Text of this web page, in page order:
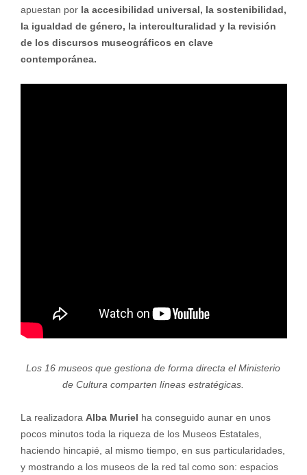
apuestan por la accesibilidad universal, la sostenibilidad,
la igualdad de género, la interculturalidad y la revisión
de los discursos museográficos en clave
contemporánea.
Los 16 museos que gestiona de forma directa el Ministerio
de Cultura comparten líneas estratégicas.
La realizadora Alba Muriel ha conseguido aunar en unos
pocos minutos toda la riqueza de los Museos Estatales,
haciendo hincapié, al mismo tiempo, en sus particularidades,
y mostrando a los museos de la red tal como son: espacios